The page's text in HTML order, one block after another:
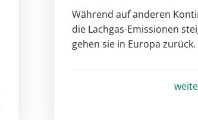
Während auf anderen
die Lachgas-Emissionen
gehen sie in Europa zurück.